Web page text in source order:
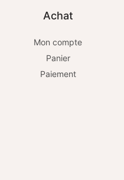
Achat
Mon compte
Panier
Paiement